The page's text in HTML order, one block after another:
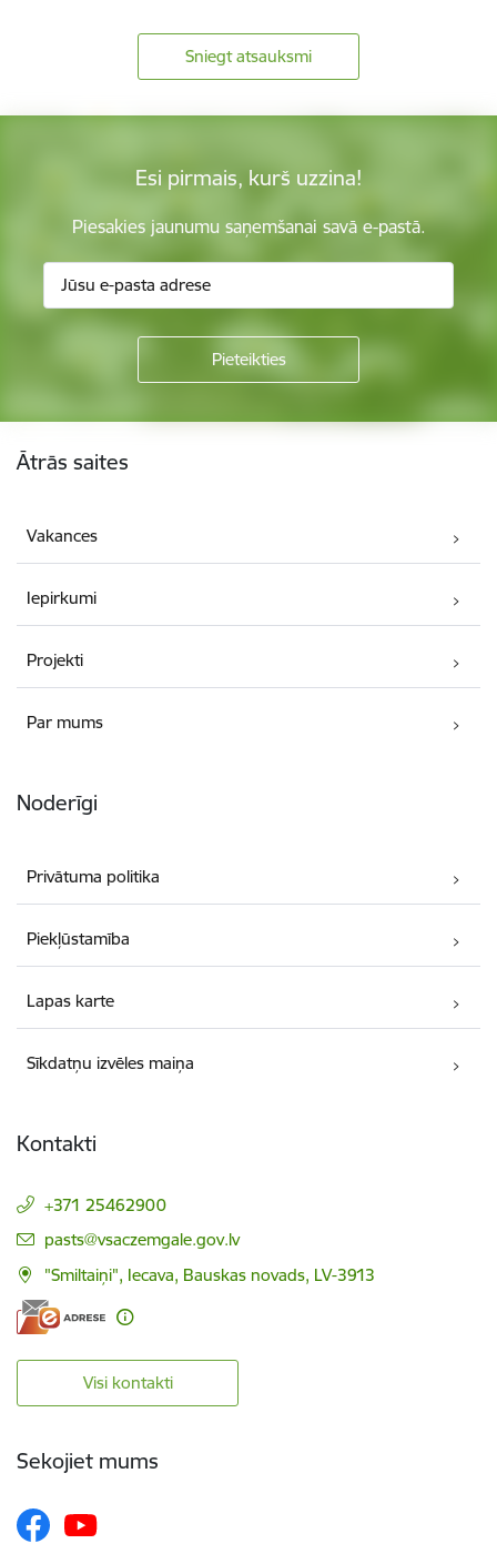
Sniegt atsauksmi
Esi pirmais, kurš uzzina!
Piesakies jaunumu saņemšanai savā e-pastā.
Ātrās saites
Vakances
Iepirkumi
Projekti
Par mums
Noderīgi
Privātuma politika
Piekļūstamība
Lapas karte
Sīkdatņu izvēles maiņa
Kontakti
+371 25462900
E-pasts:
pasts@vsaczemgale.gov.lv
"Smiltaiņi", Iecava, Bauskas novads, LV-3913
Visi kontakti
Sekojiet mums